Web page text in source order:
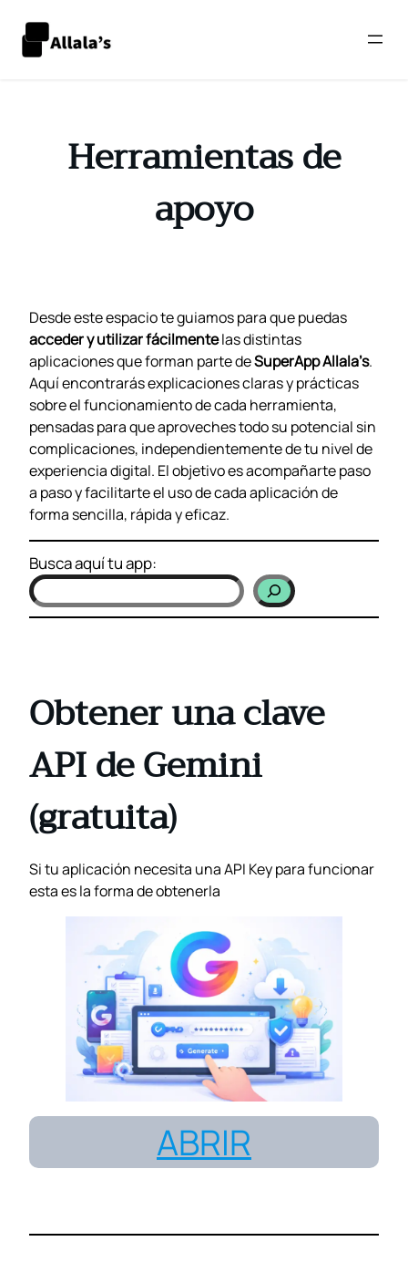
Herramientas de
apoyo
Desde este espacio te guiamos para que puedas
acceder y utilizar fácilmentelas distintas
aplicaciones que forman parte deSuperApp Allala’s.
Aquí encontrarás explicaciones claras y prácticas
sobre el funcionamiento de cada herramienta,
pensadas para que aproveches todo su potencial sin
complicaciones, independientemente de tu nivel de
experiencia digital. El objetivo es acompañarte paso
a paso y facilitarte el uso de cada aplicación de
forma sencilla, rápida y eficaz.
Busca aquí tu app:
Obtener una clave
API de Gemini
(gratuita)
Si tu aplicación necesita una API Key para funcionar
esta es la forma de obtenerla
ABRIR